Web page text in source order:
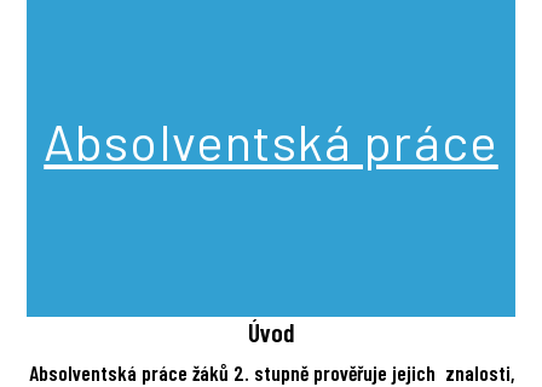
Absolventská práce
Úvod
Absolventská práce žáků 2. stupně prověřuje jejich znalosti,